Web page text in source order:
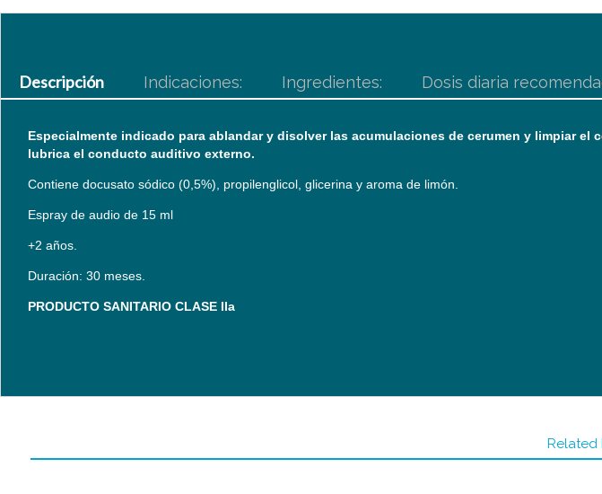
Descripción Indicaciones: Ingredientes: Dosis diaria
Especialmente indicado para ablandar y disolver las acumulaciones de cerumen y limpiar
lubrica el conducto auditivo externo.
Contiene docusato sódico (0,5%), propilenglicol, glicerina y aroma de limón.
Espray de audio de 15 ml
+2 años.
Duración: 30 meses.
PRODUCTO SANITARIO CLASE IIa
Related